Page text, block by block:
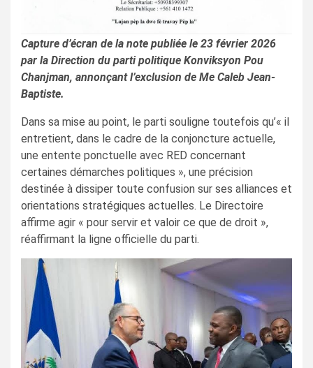
Capture d’écran de la note publiée le 23 février 2026
par la Direction du parti politique Konviksyon Pou
Chanjman, annonçant l’exclusion de Me Caleb Jean-
Baptiste.
Dans sa mise au point, le parti souligne toutefois qu’« il
entretient, dans le cadre de la conjoncture actuelle,
une entente ponctuelle avec RED concernant
certaines démarches politiques », une précision
destinée à dissiper toute confusion sur ses alliances et
orientations stratégiques actuelles. Le Directoire
affirme agir « pour servir et valoir ce que de droit »,
réaffirmant la ligne officielle du parti.